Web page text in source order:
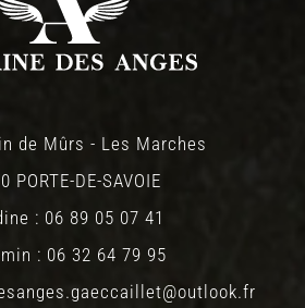
de Mûrs - Les Marches
PORTE-DE-SAVOIE
: 06 89 05 07 41
: 06 32 64 79 95